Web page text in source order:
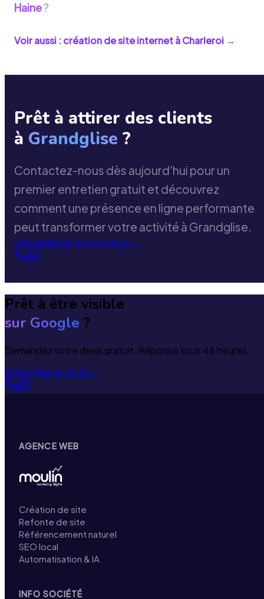
Haine?
Voir aussi : création de site internet àCharleroi →
Prêt à attirer des clients
à Grandglise ?
Contactez-nous dès aujourd'hui pour un
premier entretien gratuit et découvrez
comment une présence en ligne performante
peut transformer votre activité à Grandglise.
Demander un devis gratuit→
Prêt à être visible
sur Google ?
Demandez votre devis gratuit. Réponse sous 48 heures.
Demander un devis→
AGENCE WEB
Création de site
Refonte de site
Référencement naturel
SEO local
Automatisation & IA
INFO SOCIÉTÉ